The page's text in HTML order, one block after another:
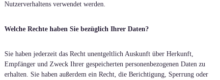
Nutzerverhaltens verwendet werden.
Welche Rechte haben Sie bezüglich Ihrer Daten?
Sie haben jederzeit das Recht unentgeltlich Auskunft über Herkunft,
Empfänger und Zweck Ihrer gespeicherten personenbezogenen Daten zu
erhalten. Sie haben außerdem ein Recht, die Berichtigung, Sperrung oder